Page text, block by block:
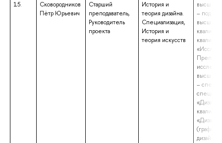
15.
Сковородников
Пётр Юрьевич
Старший
преподаватель,
Руководитель
проекта
История и
теория дизайна.
Специализация,
История и
теория искусств
высшее
–
высшей
высшее
–
дизайн)»